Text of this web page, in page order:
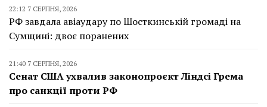
22:12 7 СЕРПНЯ, 2026
РФ завдала авіаудару по Шосткинській громаді на
Сумщині: двоє поранених
21:40 7 СЕРПНЯ, 2026
Сенат США ухвалив законопроєкт Ліндсі Грема
про санкції проти РФ